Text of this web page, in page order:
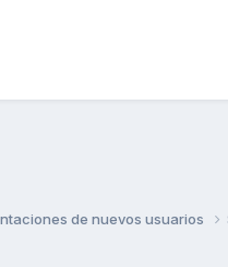
de nuevos usuarios